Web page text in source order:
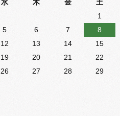
水 木 金 土
1
5 6 7
8
12 13 14
15
19 20 21
22
26 27 28
29